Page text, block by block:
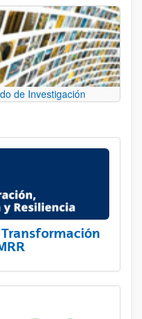
de Investigación